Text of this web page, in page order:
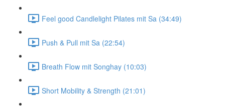
Feel good Candlelight Pilates mit Sa (34:49)
Push & Pull mit Sa (22:54)
Breath Flow mit Songhay (10:03)
Short Mobility & Strength (21:01)